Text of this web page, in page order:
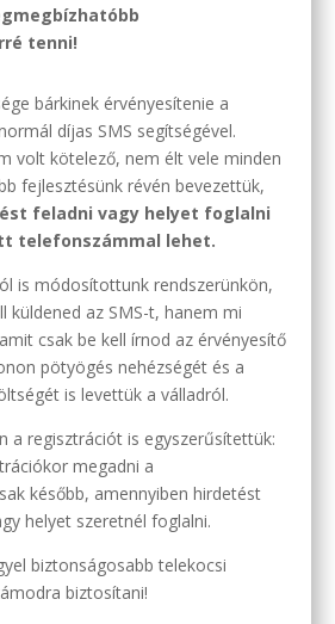
tenni!
bárkinek érvényesítenie a
díjas SMS segítségével.
volt kötelező, nem élt vele minden
fejlesztésünk révén bevezettük,
feladni vagy helyet foglalni
telefonszámmal lehet.
is módosítottunk rendszerünkön,
küldened az SMS-t, hanem mi
csak be kell írnod az érvényesítő
pötyögés nehézségét és a
is levettük a válladról.
a regisztrációt is egyszerűsítettük:
megadni a
később, amennyiben hirdetést
helyet szeretnél foglalni.
biztonságosabb telekocsi
biztosítani!